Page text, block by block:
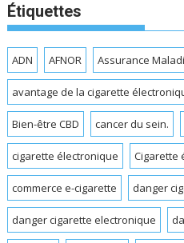
Étiquettes
ADN AFNOR Assurance
avantage de la cigarette
Bien-être CBD cancer du sein.
cigarette électronique Cigarette
commerce e-cigarette danger
danger cigarette electronique